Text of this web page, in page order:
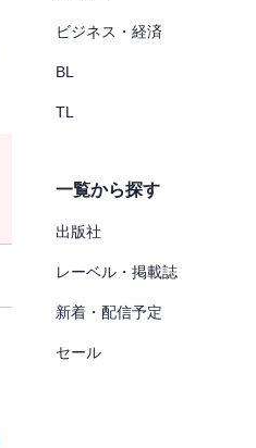
ビジネス・経済
BL
TL
一覧から探す
出版社
レーベル・掲載誌
新着・配信予定
セール